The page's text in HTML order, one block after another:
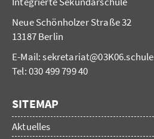
Neue Schönholzer Straße 32
13187 Berlin
E-Mail:
Tel: 030 499 799 40
SITEMAP
Aktuelles